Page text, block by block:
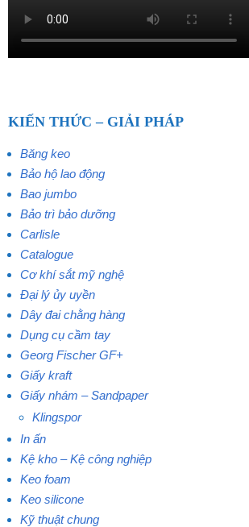
KIẾN THỨC – GIẢI PHÁP
Băng keo
Bảo hộ lao động
Bao jumbo
Bảo trì bảo dưỡng
Carlisle
Catalogue
Cơ khí sắt mỹ nghệ
Đại lý ủy uyền
Dây đai chằng hàng
Dụng cụ cầm tay
Georg Fischer GF+
Giấy kraft
Giấy nhám – Sandpaper
Klingspor
In ấn
Kệ kho – Kệ công nghiệp
Keo foam
Keo silicone
Kỹ thuật chung